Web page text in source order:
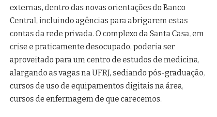
externas, dentro das novas orientações do Banco
Central, incluindo agências para abrigarem estas
contas da rede privada. O complexo da Santa Casa, em
crise e praticamente desocupado, poderia ser
aproveitado para um centro de estudos de medicina,
alargando as vagas na UFRJ, sediando pós-graduação,
cursos de uso de equipamentos digitais na área,
cursos de enfermagem de que carecemos.